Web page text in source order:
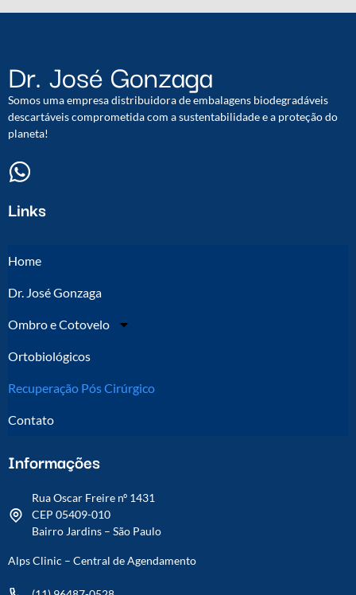
Dr. José Gonzaga
Somos uma empresa distribuidora de embalagens biodegradáveis
descartáveis comprometida com a sustentabilidade e a proteção do
planeta!
Links
Home
Dr. José Gonzaga
Ombro e Cotovelo
Ortobiológicos
Recuperação Pós Cirúrgico
Contato
Informações
Rua Oscar Freire nº 1431
CEP 05409-010
Bairro Jardins – São Paulo
Alps Clinic – Central de Agendamento